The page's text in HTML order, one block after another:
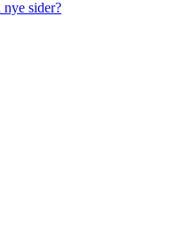
sider?